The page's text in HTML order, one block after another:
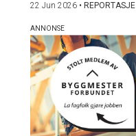
22 Jun 2026 • REPORTASJE